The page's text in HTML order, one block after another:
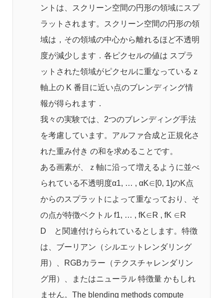
ントは、スクリーン空間の円形の領域にスプ
ラットされます。スクリーン空間の円形の領
域は，その領域の中心から離れるほど不透明
度が減少します．各ピクセルの値は スプラ
ットされた領域がピクセルに重なっている z
軸上の K 番目に近い点のブレンディング情
報が得られます．
我々の実験では、2つのブレンディング手法
を考慮しています。アルファ合成と正規化さ
れた重み付き の和を求めることです。
ある画素が、ｚ軸に沿って増えるように並べ
られている不透明度α1, … , αK∈[0, 1]のK点
からのスプラットによって重なっており、そ
の点が特徴ベクトル f1, … , fK∈R , fK ∈R
D と関連付けらられているとします。特徴
は、ブーリアン（シルエットレンダリング
用）、RGBカラー（テクスチャレンダリン
グ用）、またはニューラル 特徴量 かもしれ
ません。The blending methods compute